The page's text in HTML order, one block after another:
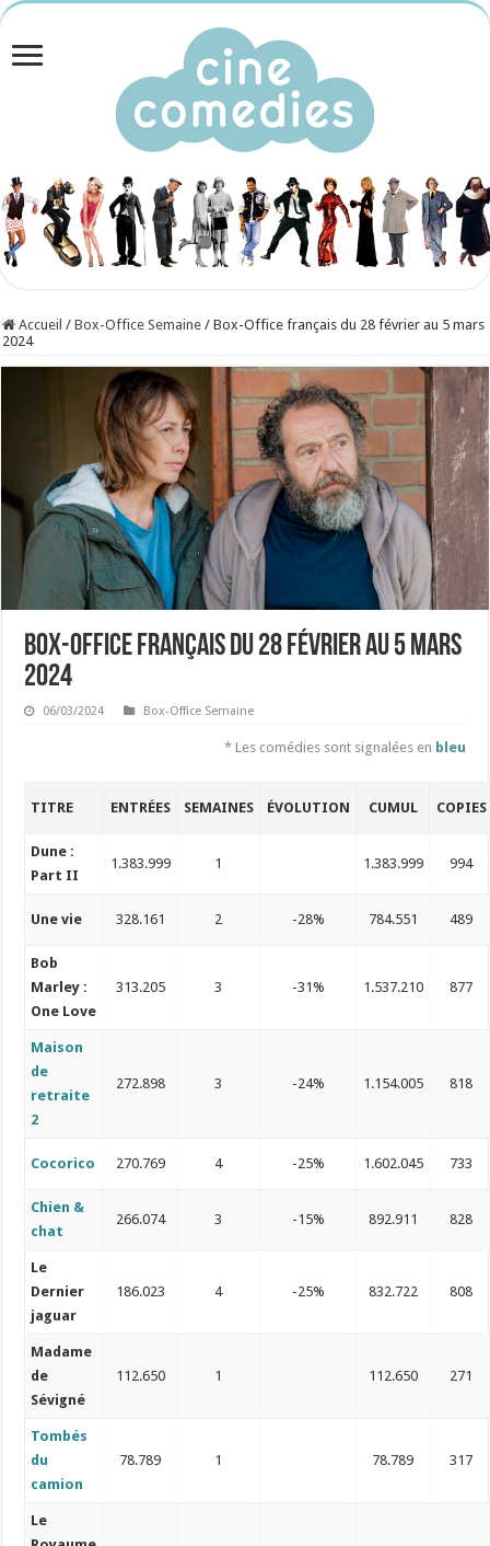
Accueil / Box-Office Semaine / Box-Office français du 28 février au 5 mars
2024
Box-Office français du 28 février au 5 mars
2024
06/03/2024 Box-Office Semaine
* Les comédies sont signalées en bleu
TITRE ENTRÉES SEMAINES ÉVOLUTION CUMUL COPIES
Dune :
Part II
1.383.999 1 1.383.999 994
Une vie 328.161 2 -28% 784.551 489
Bob
Marley :
One Love
313.205 3 -31% 1.537.210 877
Maison
de
retraite
2
272.898 3 -24% 1.154.005 818
Cocorico 270.769 4 -25% 1.602.045 733
Chien &
chat
266.074 3 -15% 892.911 828
Le
Dernier
jaguar
186.023 4 -25% 832.722 808
Madame
de
Sévigné
112.650 1 112.650 271
Tombés
du
camion
78.789 1 78.789 317
Le